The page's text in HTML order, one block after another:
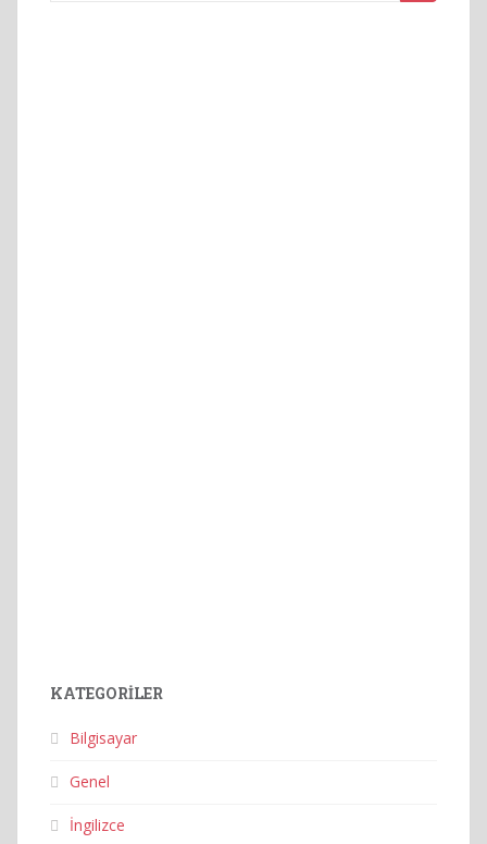
KATEGORILER
Bilgisayar
Genel
İngilizce